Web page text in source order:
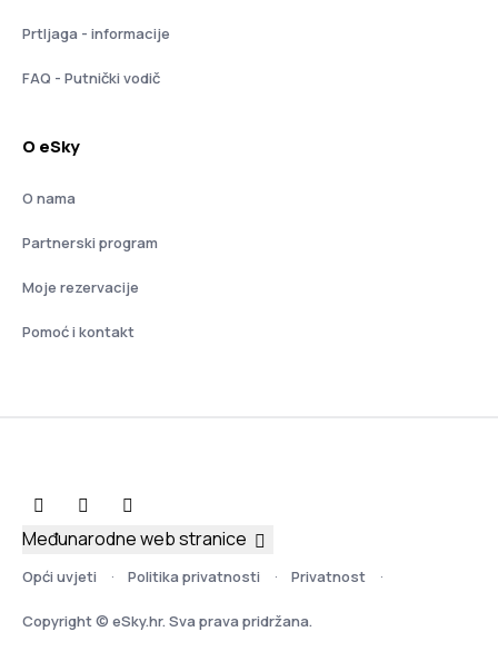
Prtljaga - informacije
FAQ - Putnički vodič
O eSky
O nama
Partnerski program
Moje rezervacije
Pomoć i kontakt
Opći uvjeti Politika privatnosti Privatnost
Copyright © eSky.hr. Sva prava pridržana.
Međunarodne web stranice